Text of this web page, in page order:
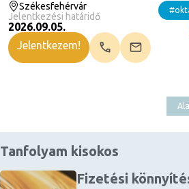
Székesfehérvár
Jelentkezési határidő
2026.09.05.
Jelentkezem!
Tanfolyam kisokos
Fizetési